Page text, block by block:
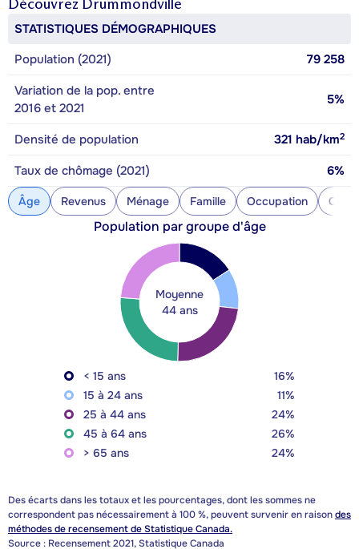
Découvrez Drummondville
STATISTIQUES DÉMOGRAPHIQUES
Population (2021)
79 258
Variation de la pop. entre
2016 et 2021
5%
Densité de population 321 hab/km2
Taux de chômage (2021) 6%
Âge Revenus Ménage Famille Occupation
Population par groupe d'âge
Moyenne
44 ans
< 15 ans
16%
15 à 24 ans
11%
25 à 44 ans
24%
45 à 64 ans
26%
> 65 ans
24%
Des écarts dans les totaux et les pourcentages, dont les sommes ne
correspondent pas nécessairement à 100 %, peuvent survenir en raisondes
méthodes de recensement de Statistique Canada.
Source : Recensement 2021, Statistique Canada